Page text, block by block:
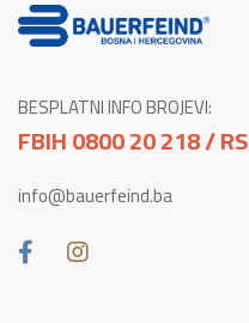
BESPLATNI INFO BROJEVI:
FBIH 0800 20 218 /
info@bauerfeind.ba